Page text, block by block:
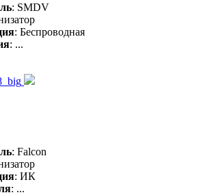
: SMDV
: Беспроводная
: ...
: Falcon
: ИК
: ...